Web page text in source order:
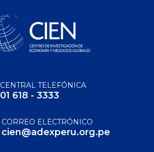
CENTRAL TELEFÓNICA
01 618 - 3333
CORREO ELECTRÓNICO
cien@adexperu.org.pe